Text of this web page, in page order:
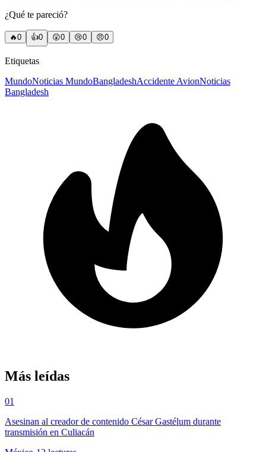
¿Qué te pareció?
🔥0 👍0 😲0 😢0 😠0
Etiquetas
MundoNoticias MundoBangladeshAccidente AvionNoticias
Bangladesh
Más leídas
01
Asesinan al creador de contenido César Gastélum durante
transmisión en Culiacán